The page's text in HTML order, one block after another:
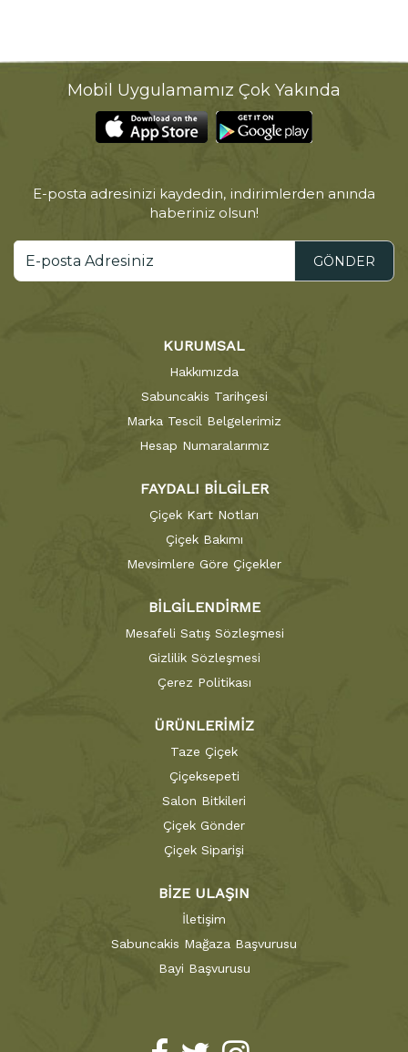
Mobil Uygulamamız Çok Yakında
E-posta adresinizi kaydedin, indirimlerden anında
haberiniz olsun!
GÖNDER
KURUMSAL
Hakkımızda
Sabuncakis Tarihçesi
Marka Tescil Belgelerimiz
Hesap Numaralarımız
FAYDALI BİLGİLER
Çiçek Kart Notları
Çiçek Bakımı
Mevsimlere Göre Çiçekler
BİLGİLENDİRME
Mesafeli Satış Sözleşmesi
Gizlilik Sözleşmesi
Çerez Politikası
ÜRÜNLERİMİZ
Taze Çiçek
Çiçeksepeti
Salon Bitkileri
Çiçek Gönder
Çiçek Siparişi
BİZE ULAŞIN
İletişim
Sabuncakis Mağaza Başvurusu
Bayi Başvurusu